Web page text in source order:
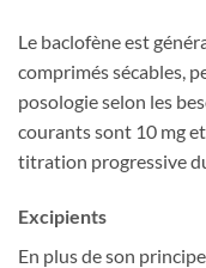
Le baclofène est
comprimés sécables,
posologie selon les
courants sont 10 mg
titration progressive
Excipients
En plus de son